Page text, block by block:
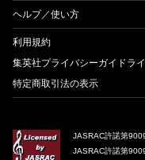
ヘルプ／使い方
利用規約
集英社プライバシーガイドラ
特定商取引法の表示
JASRAC許諾第
JASRAC許諾第